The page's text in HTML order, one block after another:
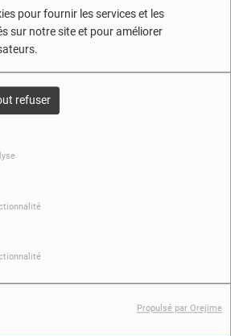
pour fournir les services et les
sur notre site et pour améliorer
refuser
Propulsé par Orejime
Coutanceau nous présentent
focus sur les Festivals et